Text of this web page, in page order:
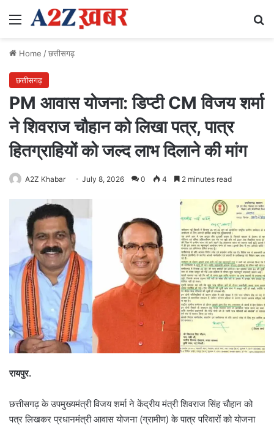
Menu
Home /छत्तीसगढ़
छत्तीसगढ़
PM आवास योजना: डिप्टी CM विजय शर्मा
ने शिवराज चौहान को लिखा पत्र, पात्र
हितग्राहियों को जल्द लाभ दिलाने की मांग
A2Z Khabar July 8, 2026 0 4 2 minutes read
रायपुर.
छत्तीसगढ़ के उपमुख्यमंत्री विजय शर्मा ने केंद्रीय मंत्री शिवराज सिंह चौहान को
पत्र लिखकर प्रधानमंत्री आवास योजना (ग्रामीण) के पात्र परिवारों को योजना